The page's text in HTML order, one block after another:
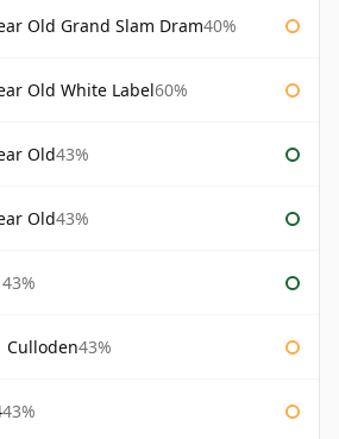
Old Grand Slam Dram40%
Old White Label60%
Old43%
Old43%
43%
Culloden43%
43%